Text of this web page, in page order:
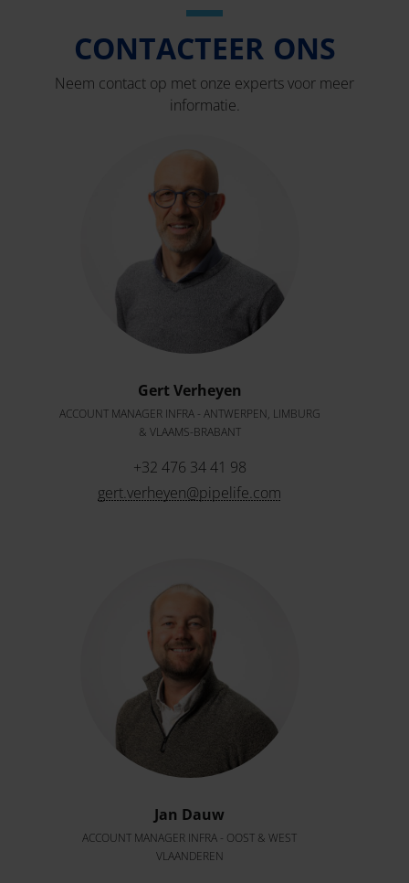
CONTACTEER ONS
Neem contact op met onze experts voor meer
informatie.
Gert Verheyen
ACCOUNT MANAGER INFRA - ANTWERPEN, LIMBURG
& VLAAMS-BRABANT
+32 476 34 41 98
gert.verheyen@pipelife.com
Jan Dauw
ACCOUNT MANAGER INFRA - OOST & WEST
VLAANDEREN